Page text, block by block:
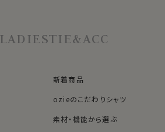
LADIESTIE&ACC
新着商品
ozieのこだわりシャツ
素材・機能から選ぶ